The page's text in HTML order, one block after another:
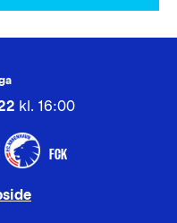
kl. 16:00
FCK